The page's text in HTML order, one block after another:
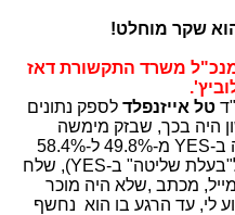
משרד התקשורת דאז
טל אייזנפלדלספק נתונים
היה בכך, שבזק מימשה
אופציות ב-YES ועלתה באחזקותיה ב-YES מ-49.8% ל-58.4%
(עלייה של 8.6% ובכך בזק הופכת ל"בעלת שליטה" ב-YES), שלח
מכתב ,שלא היה מוכר
לי, עד הרגע בו הוא נחשף